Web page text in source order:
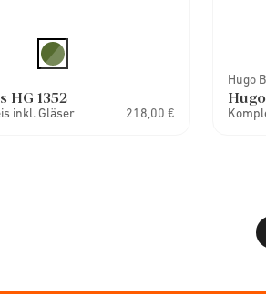
HG 1352
inkl. Gläser 218,00 €
Hugo